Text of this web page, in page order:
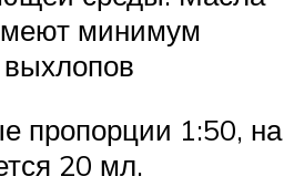
минимум
пропорции 1:50, на
20 мл.